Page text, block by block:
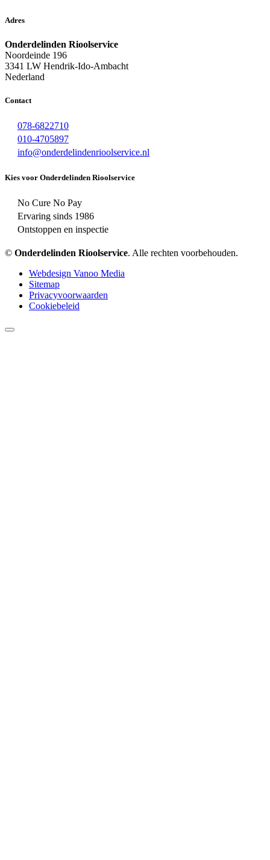
Adres
Onderdelinden Rioolservice
Noordeinde 196
3341 LW Hendrik-Ido-Ambacht
Nederland
Contact
078-6822710
010-4705897
info@onderdelindenrioolservice.nl
Kies voor Onderdelinden Rioolservice
No Cure No Pay
Ervaring sinds 1986
Ontstoppen en inspectie
© Onderdelinden Rioolservice. Alle rechten voorbehouden.
Webdesign Vanoo Media
Sitemap
Privacyvoorwaarden
Cookiebeleid